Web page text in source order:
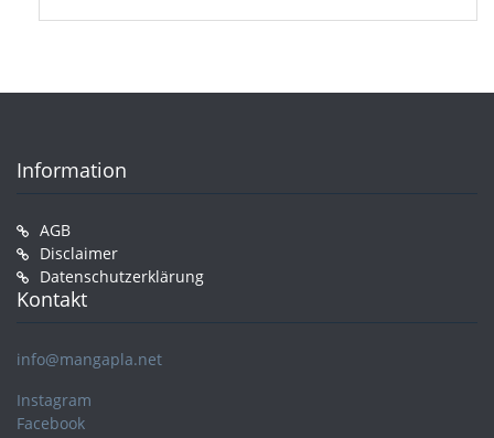
Information
AGB
Disclaimer
Datenschutzerklärung
Kontakt
info@mangapla.net
Instagram
Facebook